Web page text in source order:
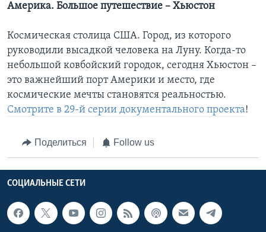
Америка. Большое путешествие – Хьюстон
Космическая столица США. Город, из которого
руководили высадкой человека на Луну. Когда-то
небольшой ковбойский городок, сегодня Хьюстон –
это важнейший порт Америки и место, где
космические мечты становятся реальностью.
Смотрите в 29-й серии документального проекта!
Поделиться Follow us
СОЦИАЛЬНЫЕ СЕТИ